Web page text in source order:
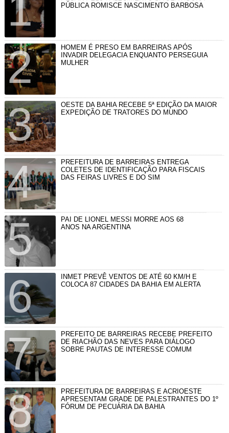
PÚBLICA ROMISCE NASCIMENTO BARBOSA
HOMEM É PRESO EM BARREIRAS APÓS
INVADIR DELEGACIA ENQUANTO PERSEGUIA
MULHER
OESTE DA BAHIA RECEBE 5ª EDIÇÃO DA MAIOR
EXPEDIÇÃO DE TRATORES DO MUNDO
PREFEITURA DE BARREIRAS ENTREGA
COLETES DE IDENTIFICAÇÃO PARA FISCAIS
DAS FEIRAS LIVRES E DO SIM
PAI DE LIONEL MESSI MORRE AOS 68
ANOS NA ARGENTINA
INMET PREVÊ VENTOS DE ATÉ 60 KM/H E
COLOCA 87 CIDADES DA BAHIA EM ALERTA
PREFEITO DE BARREIRAS RECEBE PREFEITO
DE RIACHÃO DAS NEVES PARA DIÁLOGO
SOBRE PAUTAS DE INTERESSE COMUM
PREFEITURA DE BARREIRAS E ACRIOESTE
APRESENTAM GRADE DE PALESTRANTES DO 1º
FÓRUM DE PECUÁRIA DA BAHIA